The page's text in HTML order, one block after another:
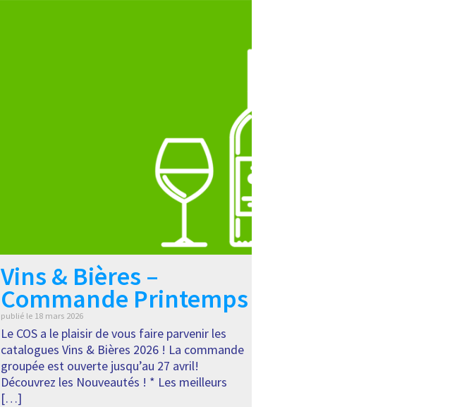
Vins & Bières –
Commande Printemps
publié le 18 mars 2026
Le COS a le plaisir de vous faire parvenir les
catalogues Vins & Bières 2026 ! La commande
groupée est ouverte jusqu’au 27 avril!
Découvrez les Nouveautés ! * Les meilleurs
[…]